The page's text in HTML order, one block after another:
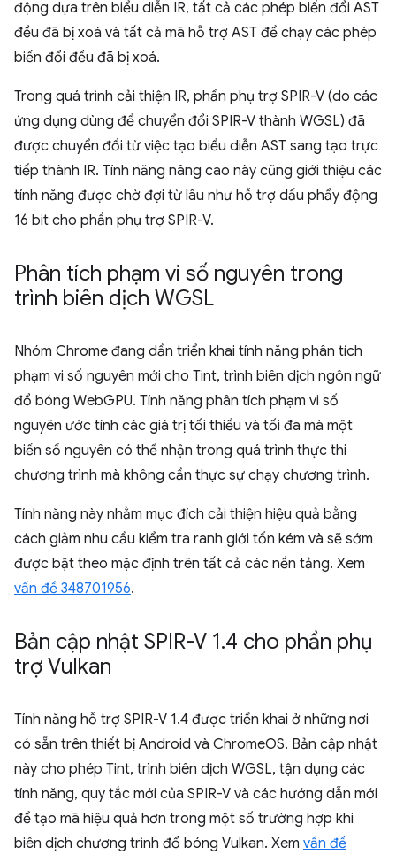
động dựa trên biểu diễn IR, tất cả các phép biến đổi AST
đều đã bị xoá và tất cả mã hỗ trợ AST để chạy các phép
biến đổi đều đã bị xoá.
Trong quá trình cải thiện IR, phần phụ trợ SPIR-V (do các
ứng dụng dùng để chuyển đổi SPIR-V thành WGSL) đã
được chuyển đổi từ việc tạo biểu diễn AST sang tạo trực
tiếp thành IR. Tính năng nâng cao này cũng giới thiệu các
tính năng được chờ đợi từ lâu như hỗ trợ dấu phẩy động
16 bit cho phần phụ trợ SPIR-V.
Phân tích phạm vi số nguyên trong
trình biên dịch WGSL
Nhóm Chrome đang dần triển khai tính năng phân tích
phạm vi số nguyên mới cho Tint, trình biên dịch ngôn ngữ
đổ bóng WebGPU. Tính năng phân tích phạm vi số
nguyên ước tính các giá trị tối thiểu và tối đa mà một
biến số nguyên có thể nhận trong quá trình thực thi
chương trình mà không cần thực sự chạy chương trình.
Tính năng này nhằm mục đích cải thiện hiệu quả bằng
cách giảm nhu cầu kiểm tra ranh giới tốn kém và sẽ sớm
được bật theo mặc định trên tất cả các nền tảng. Xem
vấn đề 348701956.
Bản cập nhật SPIR-V 1.4 cho phần phụ
trợ Vulkan
Tính năng hỗ trợ SPIR-V 1.4 được triển khai ở những nơi
có sẵn trên thiết bị Android và ChromeOS. Bản cập nhật
này cho phép Tint, trình biên dịch WGSL, tận dụng các
tính năng, quy tắc mới của SPIR-V và các hướng dẫn mới
để tạo mã hiệu quả hơn trong một số trường hợp khi
biên dịch chương trình đổ bóng Vulkan. Xem vấn đề